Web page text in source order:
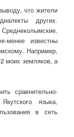
что жители
других.
менее известны
Например,
моих земляков, а
сравнительно-
языка,
в сеть